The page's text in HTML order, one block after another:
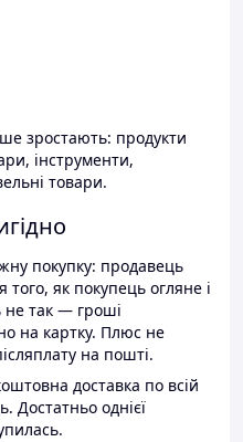
зростають: продукти
інструменти,
товари.
покупку: продавець
як покупець огляне і
так — гроші
на картку. Плюс не
на пошті.
доставка по всій
Достатньо однієї